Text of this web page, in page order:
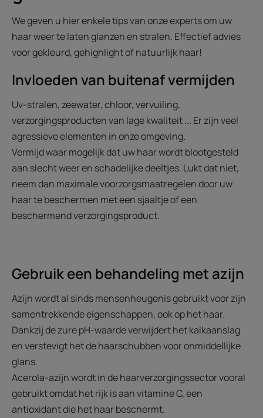
We geven u hier enkele tips van onze experts om uw
haar weer te laten glanzen en stralen. Effectief advies
voor gekleurd, gehighlight of natuurlijk haar!
Invloeden van buitenaf vermijden
Uv-stralen, zeewater, chloor, vervuiling,
verzorgingsproducten van lage kwaliteit ... Er zijn veel
agressieve elementen in onze omgeving.
Vermijd waar mogelijk dat uw haar wordt blootgesteld
aan slecht weer en schadelijke deeltjes. Lukt dat niet,
neem dan maximale voorzorgsmaatregelen door uw
haar te beschermen met een sjaaltje of een
beschermend verzorgingsproduct.
Gebruik een behandeling met azijn
Azijn wordt al sinds mensenheugenis gebruikt voor zijn
samentrekkende eigenschappen, ook op het haar.
Dankzij de zure pH-waarde verwijdert het kalkaanslag
en verstevigt het de haarschubben voor onmiddellijke
glans.
Acerola-azijn wordt in de haarverzorgingssector vooral
gebruikt omdat het rijk is aan vitamine C, een
antioxidant die het haar beschermt.